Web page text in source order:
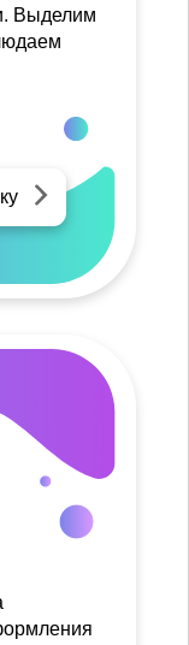
Выделим